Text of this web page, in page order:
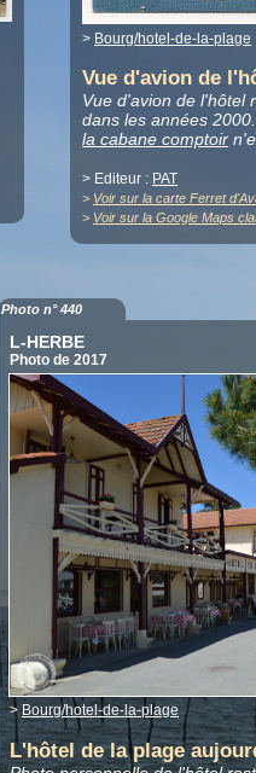
> Bourg/hotel-de-la-plage
Vue d'avion de
Vue d'avion de l'hôtel
dans les années
la cabane comptoir
> Editeur : PAT
> Voir sur la carte Ferret
> Voir sur la Google Maps
Photo n° 440
L-HERBE
Photo de 2017
>Bourg/hotel-de-la-plage
L'hôtel de la plage